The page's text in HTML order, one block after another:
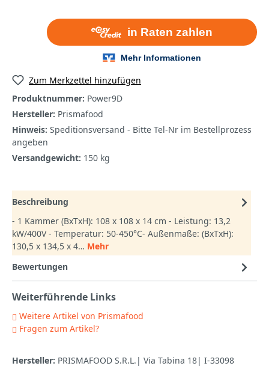
Zum Merkzettel hinzufügen
Produktnummer: Power9D
Hersteller: Prismafood
Hinweis: Speditionsversand - Bitte Tel-Nr im Bestellprozess
angeben
Versandgewicht: 150 kg
Beschreibung
- 1 Kammer (BxTxH): 108 x 108 x 14 cm - Leistung: 13,2
kW/400V - Temperatur: 50-450°C- Außenmaße: (BxTxH):
130,5 x 134,5 x 4… Mehr
Bewertungen
Weiterführende Links
Weitere Artikel von Prismafood
Fragen zum Artikel?
Hersteller: PRISMAFOOD S.R.L.| Via Tabina 18| I-33098